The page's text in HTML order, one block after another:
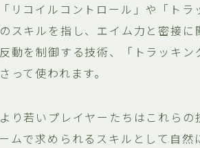
リコイルコントロール」や「ト
スキルを指し、エイム力と密接
動を制御する技術、「トラッキ
って使われます。
り若いプレイヤーたちはこれら
ムで求められるスキルとして自